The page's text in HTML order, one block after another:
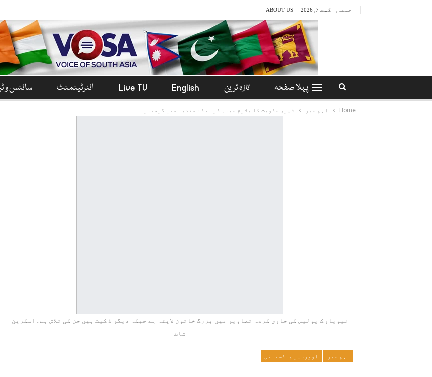
جمعہ, اگست 7, 2026 ABOUT US
پہلا صفحہ تازہ ترین English
Live TV انٹرٹینمنٹ سائنس و
Home اہم خبر شہری حکومت کا ملازم حملہ کرنے کے مقدمہ میں گرفتار
نیویارک پولیس کی جاری کردہ تصاویر میں بزرگ خاتون لاپتہ ہے جبکہ دیگر ڈکیت ہیں جن کی تلاش ہے۔اسکرین
شاٹ
اہم خبر اوورسیز پاکستانی